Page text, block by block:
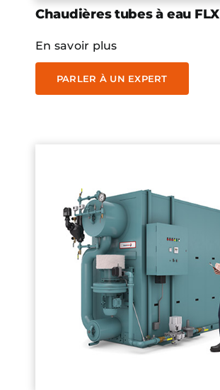
Chaudières tubes à eau FLX
En savoir plus
PARLER À UN EXPERT